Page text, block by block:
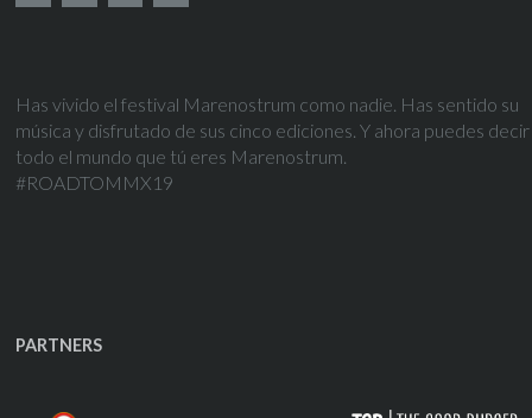
Has vivido el festival Marenostrum como nadie. Has sentido su
música y disfrutado de sus cinco ediciones. Y ahora puedes decir
todo el mundo que tú eres Marenostrum.
#ROADTOMMX19
PARTNERS